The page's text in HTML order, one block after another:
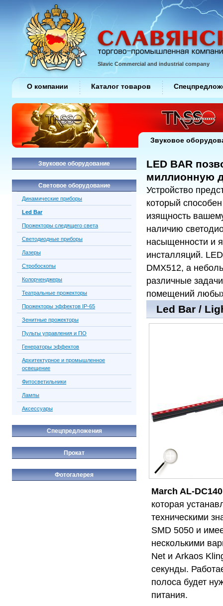
LED BAR
миллионную
Устройство
который
изящность
наличию
насыщенности и
инсталляций.
DMX512, а
различные
помещений
Led Bar /
March AL-
которая
техническими
SMD 5050 и
несколькими
Net и Arkaos
секунды.
полоса будет
питания.
Звуковое оборудование
Световое оборудование
Динамические приборы
Led Bar
Прожекторы следящего света
Светодиодные приборы
Лазеры
Стробоскопы
Колорченджеры
Театральные прожекторы
Прожекторы эффектов IP-65
Зенитные прожекторы
Пульты управления и ПО
Генераторы эффектов
Архитектурное и промышленное
освещение
Фитосветильники
Лампы
Аксессуары
Спецпредложения
Прокат
Фотогалерея
Slavic Commercial and industrial company
О компании Каталог товаров
Звуковое